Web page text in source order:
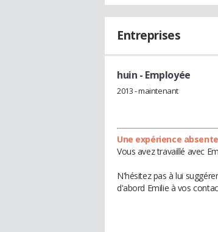
Entreprises
huin - Employée
2013 - maintenant
Une expérience
Vous avez travaillé avec
N'hésitez pas à lui
d'abord Emilie à vos